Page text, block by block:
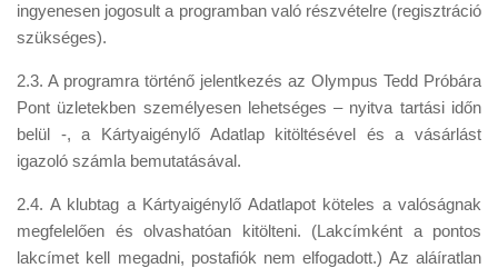
ingyenesen jogosult a programban való részvételre (regisztráció
szükséges).
2.3. A programra történő jelentkezés az Olympus Tedd Próbára
Pont üzletekben személyesen lehetséges – nyitva tartási időn
belül -, a Kártyaigénylő Adatlap kitöltésével és a vásárlást
igazoló számla bemutatásával.
2.4. A klubtag a Kártyaigénylő Adatlapot köteles a valóságnak
megfelelően és olvashatóan kitölteni. (Lakcímként a pontos
lakcímet kell megadni, postafiók nem elfogadott.) Az aláíratlan